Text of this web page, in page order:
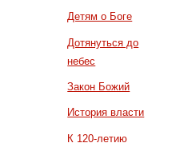
Детям о Боге
Дотянуться до
небес
Закон Божий
История власти
К 120-летию